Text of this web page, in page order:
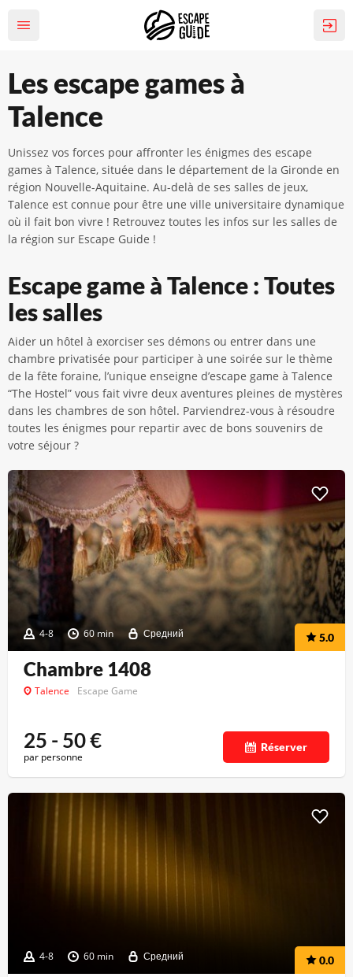
Les escape games à
Talence
Unissez vos forces pour affronter les énigmes des escape
games à Talence, située dans le département de la Gironde en
région Nouvelle-Aquitaine. Au-delà de ses salles de jeux,
Talence est connue pour être une ville universitaire dynamique
où il fait bon vivre ! Retrouvez toutes les infos sur les salles de
la région sur Escape Guide !
Escape game à Talence : Toutes
les salles
Aider un hôtel à exorciser ses démons ou entrer dans une
chambre privatisée pour participer à une soirée sur le thème
de la fête foraine, l’unique enseigne d’escape game à Talence
“The Hostel” vous fait vivre deux aventures pleines de mystères
dans les chambres de son hôtel. Parviendrez-vous à résoudre
toutes les énigmes pour repartir avec de bons souvenirs de
votre séjour ?
4-8 60 min Средний 5.0
Chambre 1408
Talence Escape Game
25 - 50€
par personne
Réserver
4-8 60 min Средний 0.0